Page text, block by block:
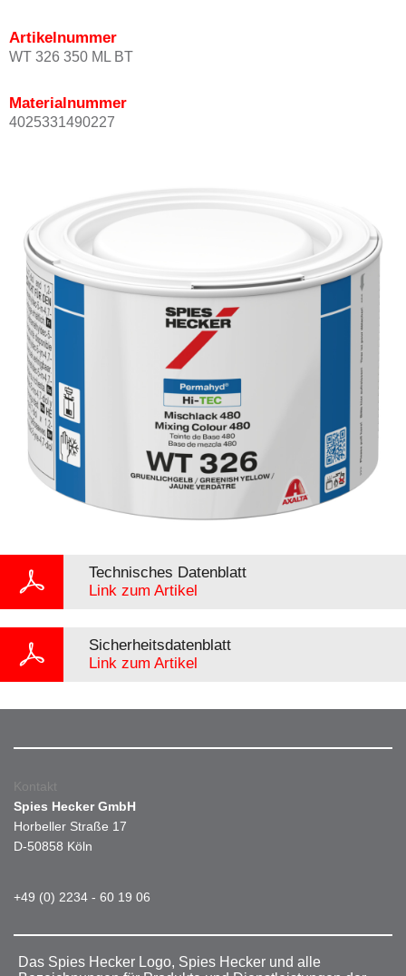
Artikelnummer
WT 326 350 ML BT
Materialnummer
4025331490227
Technisches Datenblatt
Link zum Artikel
Sicherheitsdatenblatt
Link zum Artikel
Kontakt
Spies Hecker GmbH
Horbeller Straße 17
D-50858 Köln
+49 (0) 2234 - 60 19 06
Das Spies Hecker Logo, Spies Hecker und alle